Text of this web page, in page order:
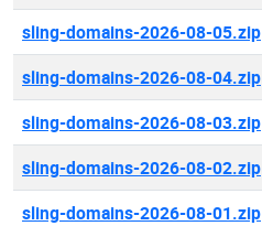
sling-domains-2026-08-05.zip
sling-domains-2026-08-04.zip
sling-domains-2026-08-03.zip
sling-domains-2026-08-02.zip
sling-domains-2026-08-01.zip